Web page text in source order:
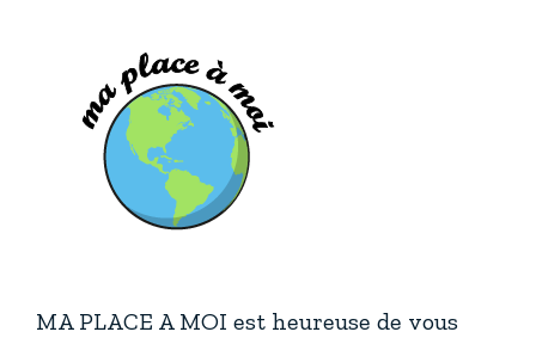
MA PLACE A MOI est heureuse de vous